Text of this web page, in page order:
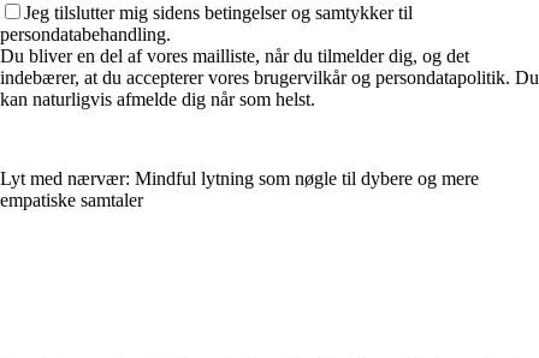
Jeg tilslutter mig sidens betingelser og samtykker til
persondatabehandling.
Du bliver en del af vores mailliste, når du tilmelder dig, og det
indebærer, at du accepterer vores brugervilkår og persondatapolitik. Du
kan naturligvis afmelde dig når som helst.
Lyt med nærvær: Mindful lytning som nøgle til dybere og mere
empatiske samtaler